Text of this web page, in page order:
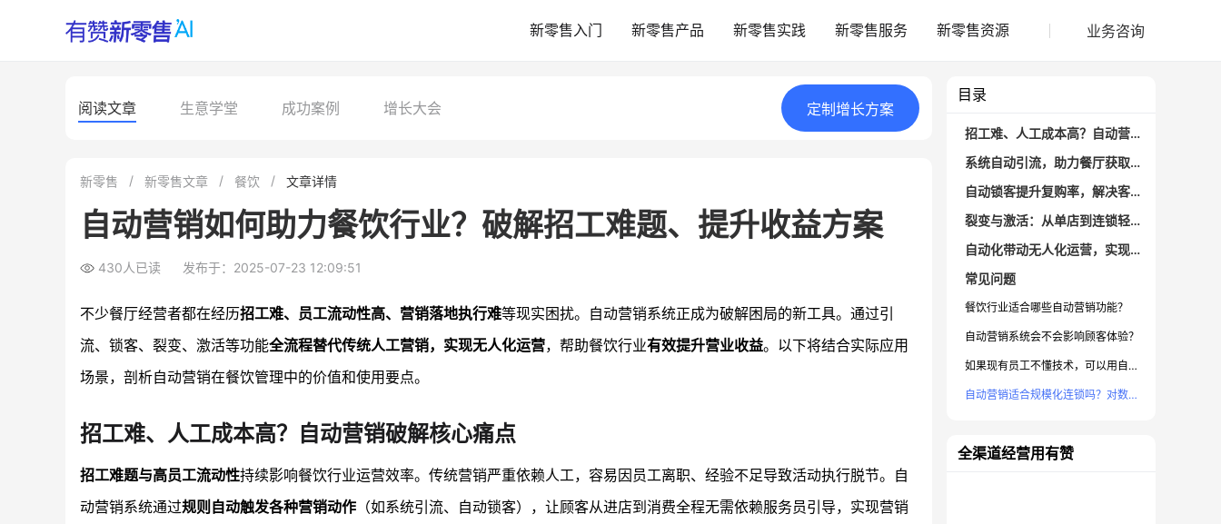
新零售入门 新零售产品 新零售实践 新零售服务 新零售资源 业务咨询
阅读文章 生意学堂 成功案例 增长大会 定制 增长方案
新零售 新零售文章 餐饮 文章详情
自动营销如何助力餐饮行业？破解招工难题、提升收益方案
430人已读 发布于：2025-07-23 12:09:51
不少餐厅经营者都在经历招工难、员工流动性高、营销落地执行难等现实困扰。自动营销系统正成为破解困局的新工具。通过引
流、锁客、裂变、激活等功能全流程替代传统人工营销，实现无人化运营，帮助餐饮行业有效提升营业收益。以下将结合实际应用
场景，剖析自动营销在餐饮管理中的价值和使用要点。
招工难、人工成本高？自动营销破解核心痛点
招工难题与高员工流动性持续影响餐饮行业运营效率。传统营销严重依赖人工，容易因员工离职、经验不足导致活动执行脱节。自
动营销系统通过规则自动触发各种营销动作 （如系统引流、自动锁客），让顾客从进店到消费全程无需依赖服务员引导，实现营销
目录
招工难、人工成本高？自动营销破解核心痛点
系统自动引流，助力餐厅获取精准顾客
自动锁客提升复购率，解决客户易流失困境
裂变与激活：从单店到连锁轻松扩容
自动化带动无人化运营，实现收益持续增长
常见问题
餐饮行业适合哪些自动营销功能？
自动营销系统会不会影响顾客体验？
如果现有员工不懂技术，可以用自动营销系统吗？
自动营销适合规模化连锁吗？对数据管理有何好处？
全渠道经营用有赞